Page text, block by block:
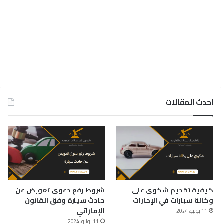
احدث المقالات
كيفية تقديم شكوى على
وكالة سيارات في الإمارات
11 يوليو، 2024
شروط رفع دعوى تعويض عن
حادث سيارة وفق القانون
الإماراتي
11 يوليو، 2024